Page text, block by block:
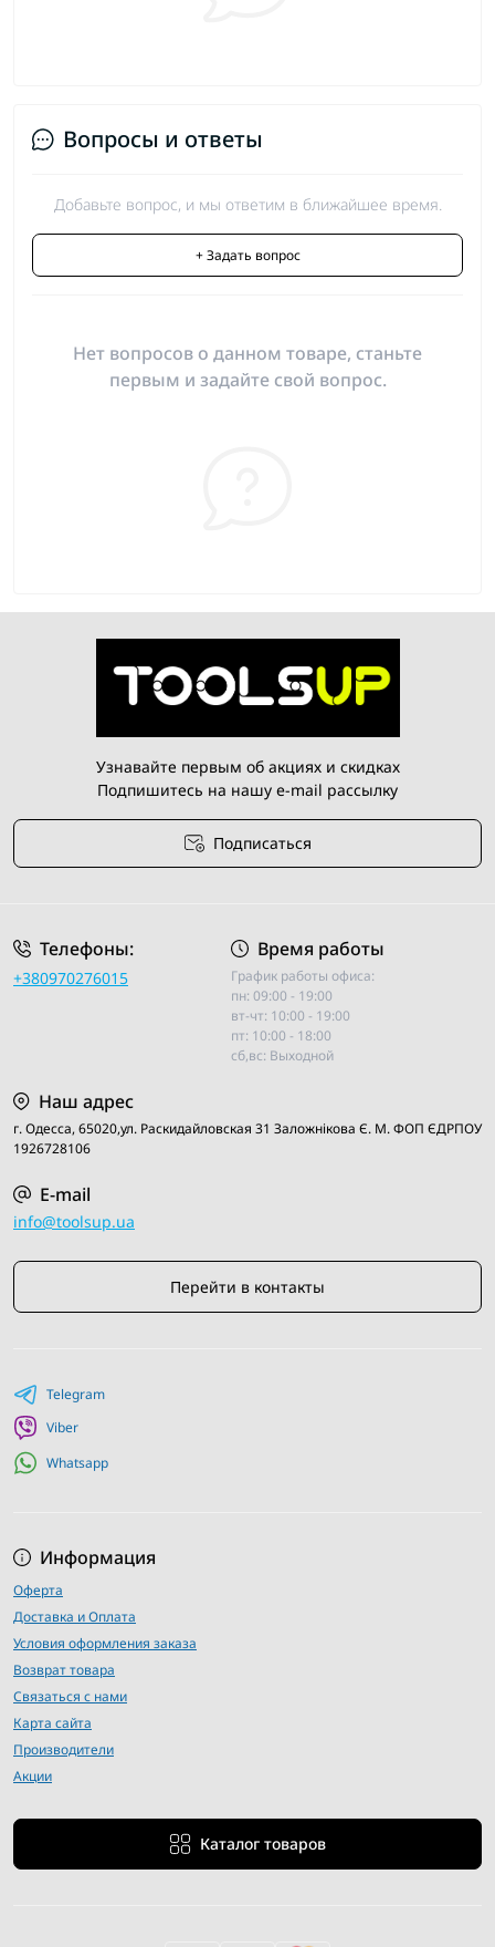
Вопросы и ответы
Добавьте вопрос, и мы ответим в ближайшее время.
+ Задать вопрос
Нет вопросов о данном товаре, станьте
первым и задайте свой вопрос.
Узнавайте первым об акциях и скидках
Подпишитесь на нашу e-mail рассылку
Подписаться
Телефоны:
+380970276015
Время работы
График работы офиса:
пн: 09:00 - 19:00
вт-чт: 10:00 - 19:00
пт: 10:00 - 18:00
сб,вс: Выходной
Наш адрес
г. Одесса, 65020,ул. Раскидайловская 31 Заложнiкова Є. М. ФОП ЄДРПОУ
1926728106
E-mail
info@toolsup.ua
Перейти в контакты
Информация
Оферта
Доставка и Оплата
Условия оформления заказа
Возврат товара
Связаться с нами
Карта сайта
Производители
Акции
Каталог товаров
Telegram
Viber
Whatsapp